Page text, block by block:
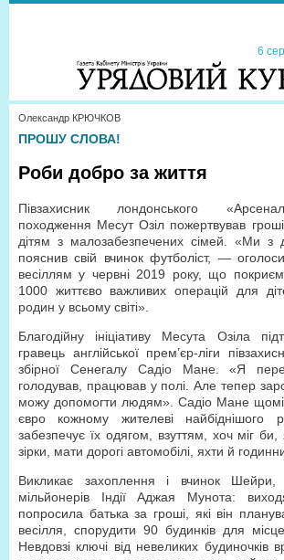
6
Олександр КРЮЧКОВ
ПРОШУ СЛОВА!
Роби добро за життя
Півзахисник лондонського
походження Месут Озіл пожертвував
дітям з малозабезпечених сімей. «Ми
пояснив свій вчинок футболіст, —
весіллям у червні 2019 року, що
1000 життєво важливих операцій для
родин у всьому світі».
Благодійну ініціативу Месута Озіла
гравець англійської прем’єр-ліги
збірної Сенегалу Садіо Мане. «Я
голодував, працював у полі. Але тепер
можу допомогти людям». Садіо Мане
євро кожному жителеві найбіднішого
забезпечує їх одягом, взуттям, хоч міг би,
зірки, мати дорогі автомобілі, яхти й
Викликає захоплення і вчинок
мільйонерів Індії Аджая Мунота:
попросила батька за гроші, які він
весілля, спорудити 90 будинків для
Невдовзі ключі від невеликих будиночків